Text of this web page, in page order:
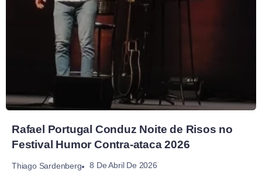
Rafael Portugal Conduz Noite de Risos no
Festival Humor Contra-ataca 2026
Thiago Sardenberg 8 De Abril De 2026